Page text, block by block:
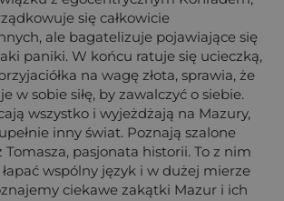
się całkowicie
ale bagatelizuje pojawiające się
paniki. W końcu ratuje się ucieczką,
na wagę złota, sprawia, że
w sobie siłę, by zawalczyć o siebie.
wszystko i wyjeżdżają na Mazury,
inny świat. Poznają szalone
Tomasza, pasjonata historii. To z nim
wspólny język i w dużej mierze
ciekawe zakątki Mazur i ich